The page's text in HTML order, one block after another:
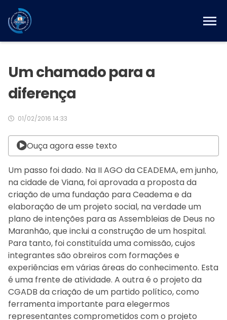
Um chamado para a
diferença
01/02/2016 14:33
Ouça agora esse texto
Um passo foi dado. Na II AGO da CEADEMA, em junho,
na cidade de Viana, foi aprovada a proposta da
criação de uma fundação para Ceadema e da
elaboração de um projeto social, na verdade um
plano de intenções para as Assembleias de Deus no
Maranhão, que inclui a construção de um hospital.
Para tanto, foi constituída uma comissão, cujos
integrantes são obreiros com formações e
experiências em várias áreas do conhecimento. Esta
é uma frente de atividade. A outra é o projeto da
CGADB da criação de um partido político, como
ferramenta importante para elegermos
representantes comprometidos com o projeto